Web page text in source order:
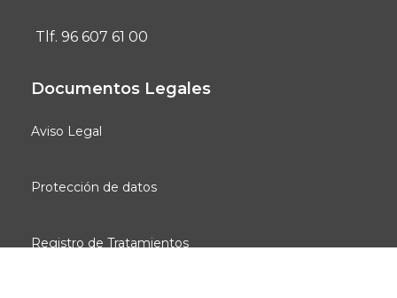
Tlf. 96 607 61 00
Documentos Legales
Aviso Legal
Protección de datos
Registro de Tratamientos